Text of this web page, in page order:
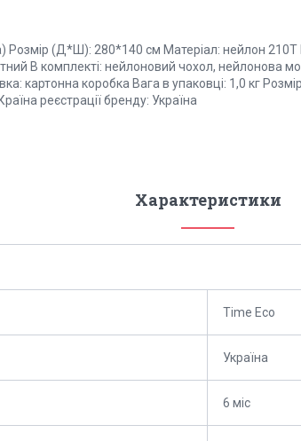
Розмір (Д*Ш): 280*140 см Матеріал: нейлон
В комплекті: нейлоновий чохол, нейлонова
картонна коробка Вага в упаковці: 1,0 кг
реєстрації бренду: Україна
Характеристики
Time Eco
Україна
6 міс